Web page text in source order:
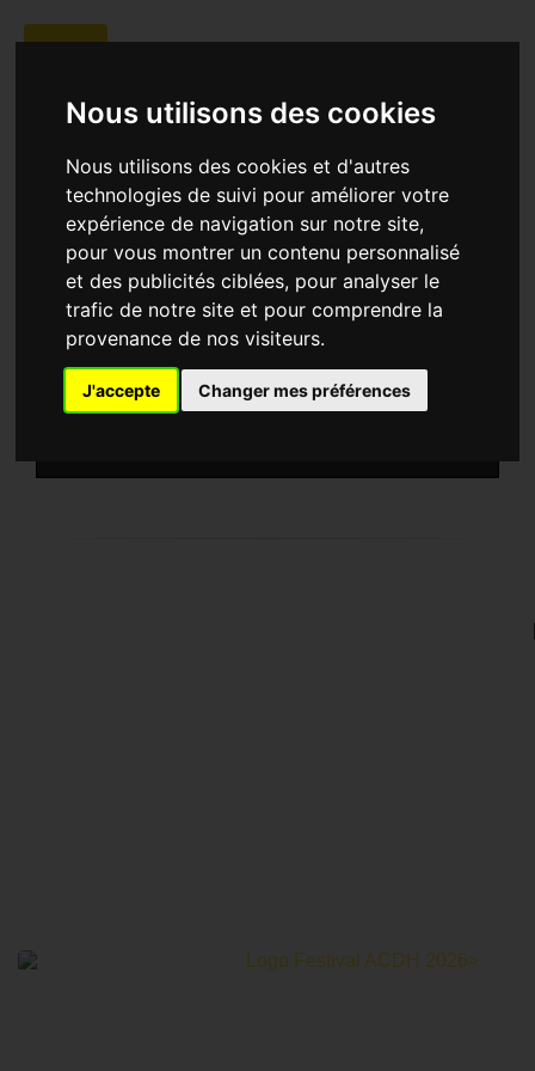
Nous utilisons des cookies
Nous utilisons des cookies et d'autres
technologies de suivi pour améliorer votre
expérience de navigation sur notre site,
pour vous montrer un contenu personnalisé
et des publicités ciblées, pour analyser le
trafic de notre site et pour comprendre la
provenance de nos visiteurs.
J'accepte Changer mes préférences
| |
SYNOPSIS
-